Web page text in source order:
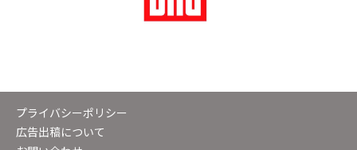
プライバシーポリシー
広告出稿について